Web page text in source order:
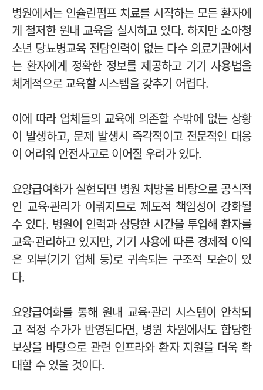
병원에서는 인슐린펌프 치료를 시작하는 모든 환자에
게 철저한 원내 교육을 실시하고 있다. 하지만 소아청
소년 당뇨병교육 전담인력이 없는 다수 의료기관에서
는 환자에게 정확한 정보를 제공하고 기기 사용법을
체계적으로 교육할 시스템을 갖추기 어렵다.
이에 따라 업체들의 교육에 의존할 수밖에 없는 상황
이 발생하고, 문제 발생시 즉각적이고 전문적인 대응
이 어려워 안전사고로 이어질 우려가 있다.
요양급여화가 실현되면 병원 처방을 바탕으로 공식적
인 교육·관리가 이뤄지므로 제도적 책임성이 강화될
수 있다. 병원이 인력과 상당한 시간을 투입해 환자를
교육·관리하고 있지만, 기기 사용에 따른 경제적 이익
은 외부(기기 업체 등)로 귀속되는 구조적 모순이 있
다.
요양급여화를 통해 원내 교육·관리 시스템이 안착되
고 적정 수가가 반영된다면, 병원 차원에서도 합당한
보상을 바탕으로 관련 인프라와 환자 지원을 더욱 확
대할 수 있을 것이다.